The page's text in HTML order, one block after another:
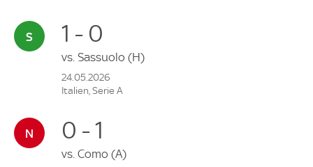
1 - 0
vs. Sassuolo (H)
24.05.2026
Italien, Serie A
0 - 1
vs. Como (A)